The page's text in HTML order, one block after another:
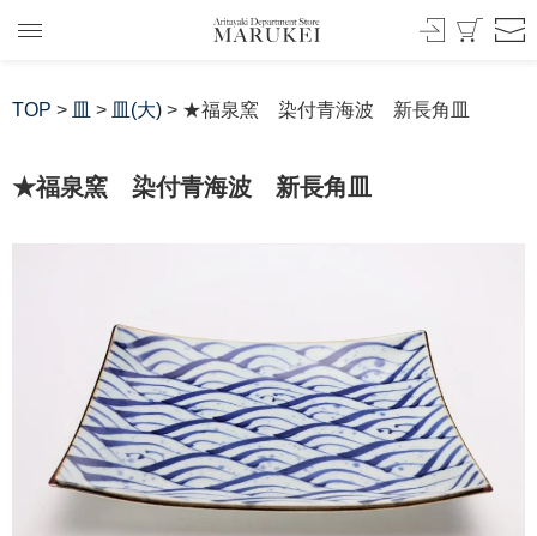
TOP > 皿 > 皿(大) > ★福泉窯 染付青海波 新長角皿
★福泉窯 染付青海波 新長角皿